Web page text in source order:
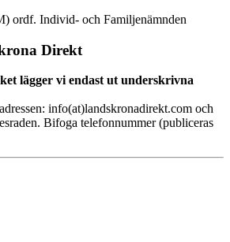
ordf. Individ- och Familjenämnden
Direkt
lägger vi endast ut underskrivna
info(at)landskronadirekt.com och
Bifoga telefonnummer (publiceras